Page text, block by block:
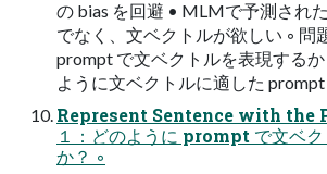
の bias を回避 • MLMで予測され
でなく、文ベクトルが欲しい ◦ 問
prompt で文ベクトルを表現する
ように文ベクトルに適した
Represent Sentence with the
１：どのように prompt で文ベク
か？ ◦